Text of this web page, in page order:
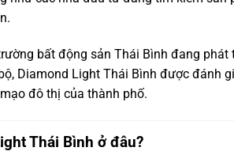
bất động sản Thái Bình đang
Diamond Light Thái Bình được đánh
đô thị của thành phố.
Thái Bình ở đâu?